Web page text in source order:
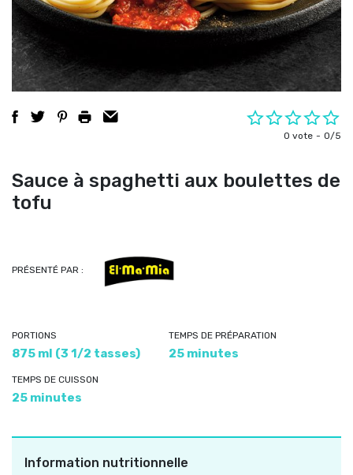
0 vote 0/5
Sauce à spaghetti aux boulettes de
tofu
PRÉSENTÉ PAR :
PORTIONS
875 ml (3 1/2 tasses)
TEMPS DE PRÉPARATION
25 minutes
TEMPS DE CUISSON
25 minutes
Information nutritionnelle